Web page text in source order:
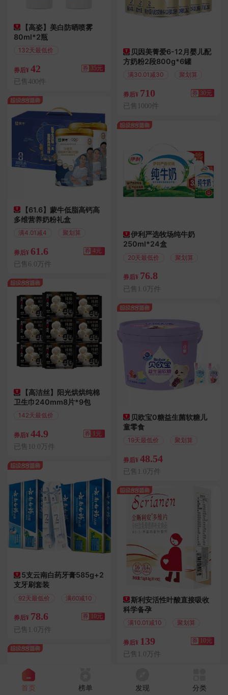
【高姿】美白防晒喷雾
80ml*2瓶
132天最低价
券后¥ 42 券 35元
已售400件
【61.6】蒙牛低脂高钙高
多维营养奶粉礼盒
满4.01减4 聚划算
券后¥ 61.6 券 4元
已售6.0万件
【高洁丝】阳光烘烘纯棉
卫生巾240mm8片*9包
142天最低价
券后¥ 44.9 券 1元
已售10.0万件
5支云南白药牙膏585g+2
支牙刷套装
92天最低价 满60减10
券后¥ 78.6 券 10元
已售1.0万件
贝因美菁爱6-12月婴儿配
方奶粉2段800g*6罐
满30.01减30 聚划算
券后¥ 710 券 30元
已售1000件
伊利严选牧场纯牛奶
250ml*24盒
20天最低价 聚划算
券后¥ 76.8
已售1.0万件
贝欧宝0糖益生菌软糖儿
童零食
19天最低价 聚划算
券后¥ 48.54
已售1.0万件
斯利安活性叶酸直接吸收
科学备孕
满10.01减10 聚划算
券后¥ 139 券 10元
已售1.0万件
首页 榜单 发现 分类